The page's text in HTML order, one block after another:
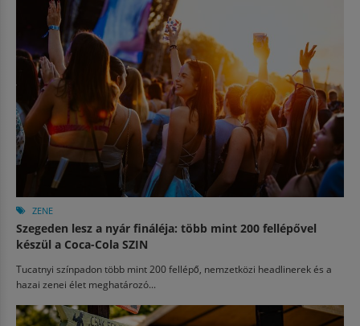
ZENE
Szegeden lesz a nyár fináléja: több mint 200 fellépővel
készül a Coca-Cola SZIN
Tucatnyi színpadon több mint 200 fellépő, nemzetközi headlinerek és a
hazai zenei élet meghatározó...